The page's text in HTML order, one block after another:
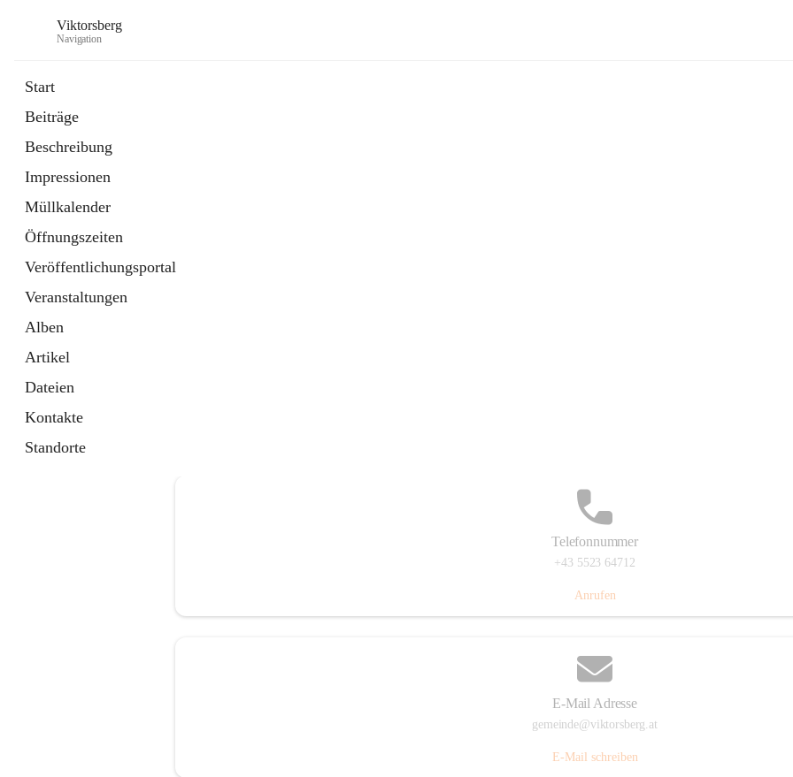
Viktorsberg
Navigation
Start
Beiträge
Beschreibung
Impressionen
Müllkalender
Öffnungszeiten
Veröffentlichungsportal
Veranstaltungen
Alben
Artikel
Dateien
Kontakte
Standorte
Telefonnummer
+43 5523 64712
Anrufen
E-Mail Adresse
gemeinde@viktorsberg.at
E-Mail schreiben